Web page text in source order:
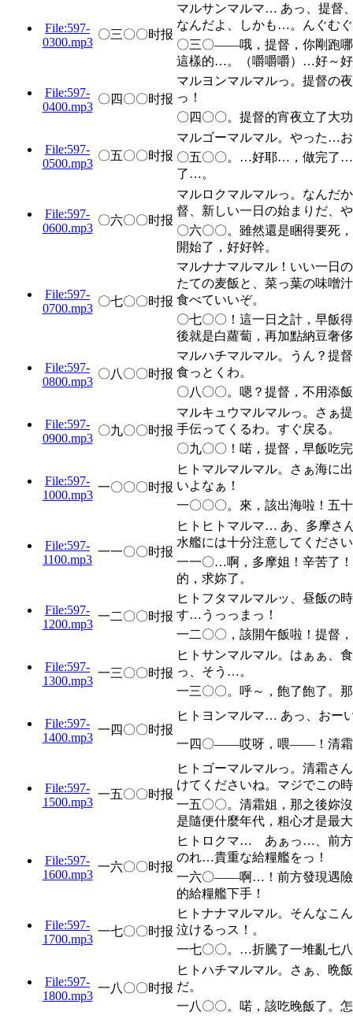
File:597-
0300.mp3
〇三〇〇时报
マルサンマルマ… あっ、提督
なんだよ、しかも…。んぐむ
〇三〇——哦，提督，你剛跑
這樣的…。（嚼嚼嚼）…好～好
File:597-
0400.mp3
〇四〇〇时报
マルヨンマルマルっ。提督の
っ！
〇四〇〇。提督的宵夜立了大
File:597-
0500.mp3
〇五〇〇时报
マルゴーマルマル。やった…
〇五〇〇。…好耶…，做完了…
了…。
File:597-
0600.mp3
〇六〇〇时报
マルロクマルマルっ。なんだ
督、新しい一日の始まりだ、
〇六〇〇。雖然還是睏得要死
開始了，好好幹。
File:597-
0700.mp3
〇七〇〇时报
マルナナマルマル！いい一日
たての麦飯と、菜っ葉の味噌
食べていいぞ。
〇七〇〇！這一日之計，早飯
後就是白蘿蔔，再加點納豆奢
File:597-
0800.mp3
〇八〇〇时报
マルハチマルマル。うん？提
食っとくわ。
〇八〇〇。嗯？提督，不用添
File:597-
0900.mp3
〇九〇〇时报
マルキュウマルマルっ。さぁ
手伝ってくるわ。すぐ戻る。
〇九〇〇！喏，提督，早飯吃
File:597-
1000.mp3
一〇〇〇时报
ヒトマルマルマル。さぁ海に
いよなぁ！
一〇〇〇。來，該出海啦！五
File:597-
1100.mp3
一一〇〇时报
ヒトヒトマルマ… あ、多摩さ
水艦には十分注意してくださ
一一〇…啊，多摩姐！辛苦了
的，求妳了。
File:597-
1200.mp3
一二〇〇时报
ヒトフタマルマルッ、昼飯の
す…うっっまっ！
一二〇〇，該開午飯啦！提督
File:597-
1300.mp3
一三〇〇时报
ヒトサンマルマル。はぁぁ、
っ、そう…。
一三〇〇。呼～，飽了飽了。
File:597-
1400.mp3
一四〇〇时报
ヒトヨンマルマ… あっ、おー
一四〇——哎呀，喂——！清霜
File:597-
1500.mp3
一五〇〇时报
ヒトゴーマルマルっ。清霜さ
けてくださいね。マジでこの
一五〇〇。清霜姐，那之後妳
是隨便什麼年代，粗心才是最
File:597-
1600.mp3
一六〇〇时报
ヒトロクマ… あぁっ…、前方
のれ…貴重な給糧艦をっ！
一六〇——啊…！前方發現遇險
的給糧艦下手！
File:597-
1700.mp3
一七〇〇时报
ヒトナナマルマル。そんなこ
泣けるっス！。
一七〇〇。…折騰了一堆亂七
File:597-
1800.mp3
一八〇〇时报
ヒトハチマルマル。さぁ、晩
だ。
一八〇〇。喏，該吃晚飯了。